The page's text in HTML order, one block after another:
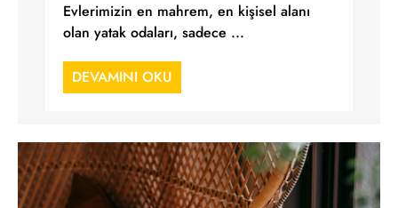
Evlerimizin en mahrem, en kişisel alanı
olan yatak odaları, sadece ...
DEVAMINI OKU